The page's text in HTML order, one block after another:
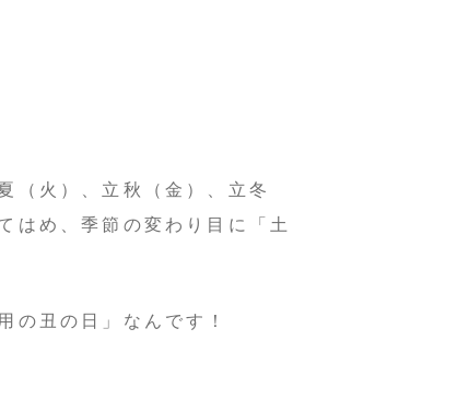
（火）、立秋（金）、立冬
はめ、季節の変わり目に「土
の丑の日」なんです！